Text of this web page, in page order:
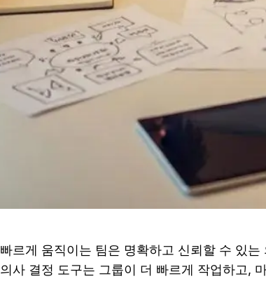
빠르게 움직이는 팀은 명확하고 신뢰할 수 있
의사 결정 도구는 그룹이 더 빠르게 작업하고,